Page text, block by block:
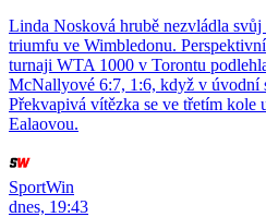
Linda Nosková hrubě nezvládla
triumfu ve Wimbledonu.
turnaji WTA 1000 v Torontu
McNallyové 6:7, 1:6, když v úvodní
Překvapivá vítězka se ve třetím
Ealaovou.
SportWin
dnes, 19:43